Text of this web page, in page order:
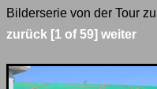
Bilderserie von der Tour
zurück [1 of 59] weiter